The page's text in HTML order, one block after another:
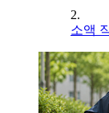
2.
소액